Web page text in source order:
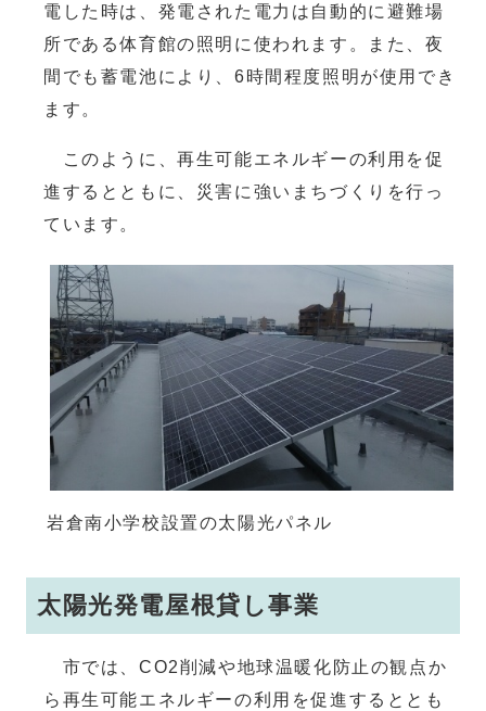
電した時は、発電された電力は自動的に避難場
所である体育館の照明に使われます。また、夜
間でも蓄電池により、6時間程度照明が使用でき
ます。
このように、再生可能エネルギーの利用を促
進するとともに、災害に強いまちづくりを行っ
ています。
岩倉南小学校設置の太陽光パネル
太陽光発電屋根貸し事業
市では、CO2削減や地球温暖化防止の観点か
ら再生可能エネルギーの利用を促進するととも